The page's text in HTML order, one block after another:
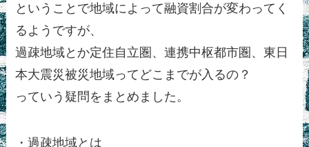
ということで地域によって融資割合が変わってく
るようですが、
過疎地域とか定住自立圏、連携中枢都市圏、東日
本大震災被災地域ってどこまでが入るの？
っていう疑問をまとめました。
・過疎地域とは